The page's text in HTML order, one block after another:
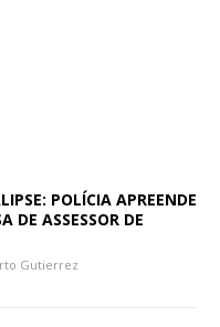
POLÍCIA APREENDE
DE ASSESSOR DE
Gutierrez